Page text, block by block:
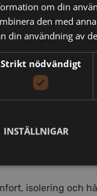
isolering och
om din
den med
din användning av
Strikt nödvändigt
INSTÄLLNIGAR